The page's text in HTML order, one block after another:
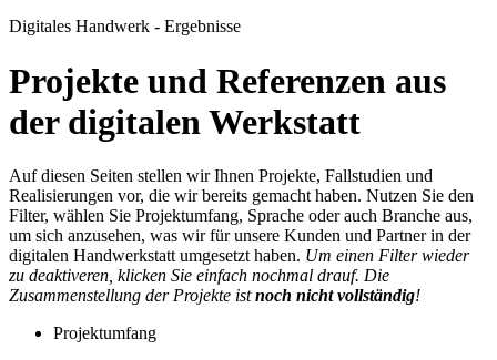
Digitales Handwerk - Ergebnisse
Projekte und Referenzen aus
der digitalen Werkstatt
Auf diesen Seiten stellen wir Ihnen Projekte, Fallstudien und
Realisierungen vor, die wir bereits gemacht haben. Nutzen Sie den
Filter, wählen Sie Projektumfang, Sprache oder auch Branche aus,
um sich anzusehen, was wir für unsere Kunden und Partner in der
digitalen Handwerkstatt umgesetzt haben. Um einen Filter wieder
zu deaktiveren, klicken Sie einfach nochmal drauf. Die
Zusammenstellung der Projekte istnoch nicht vollständig!
Projektumfang